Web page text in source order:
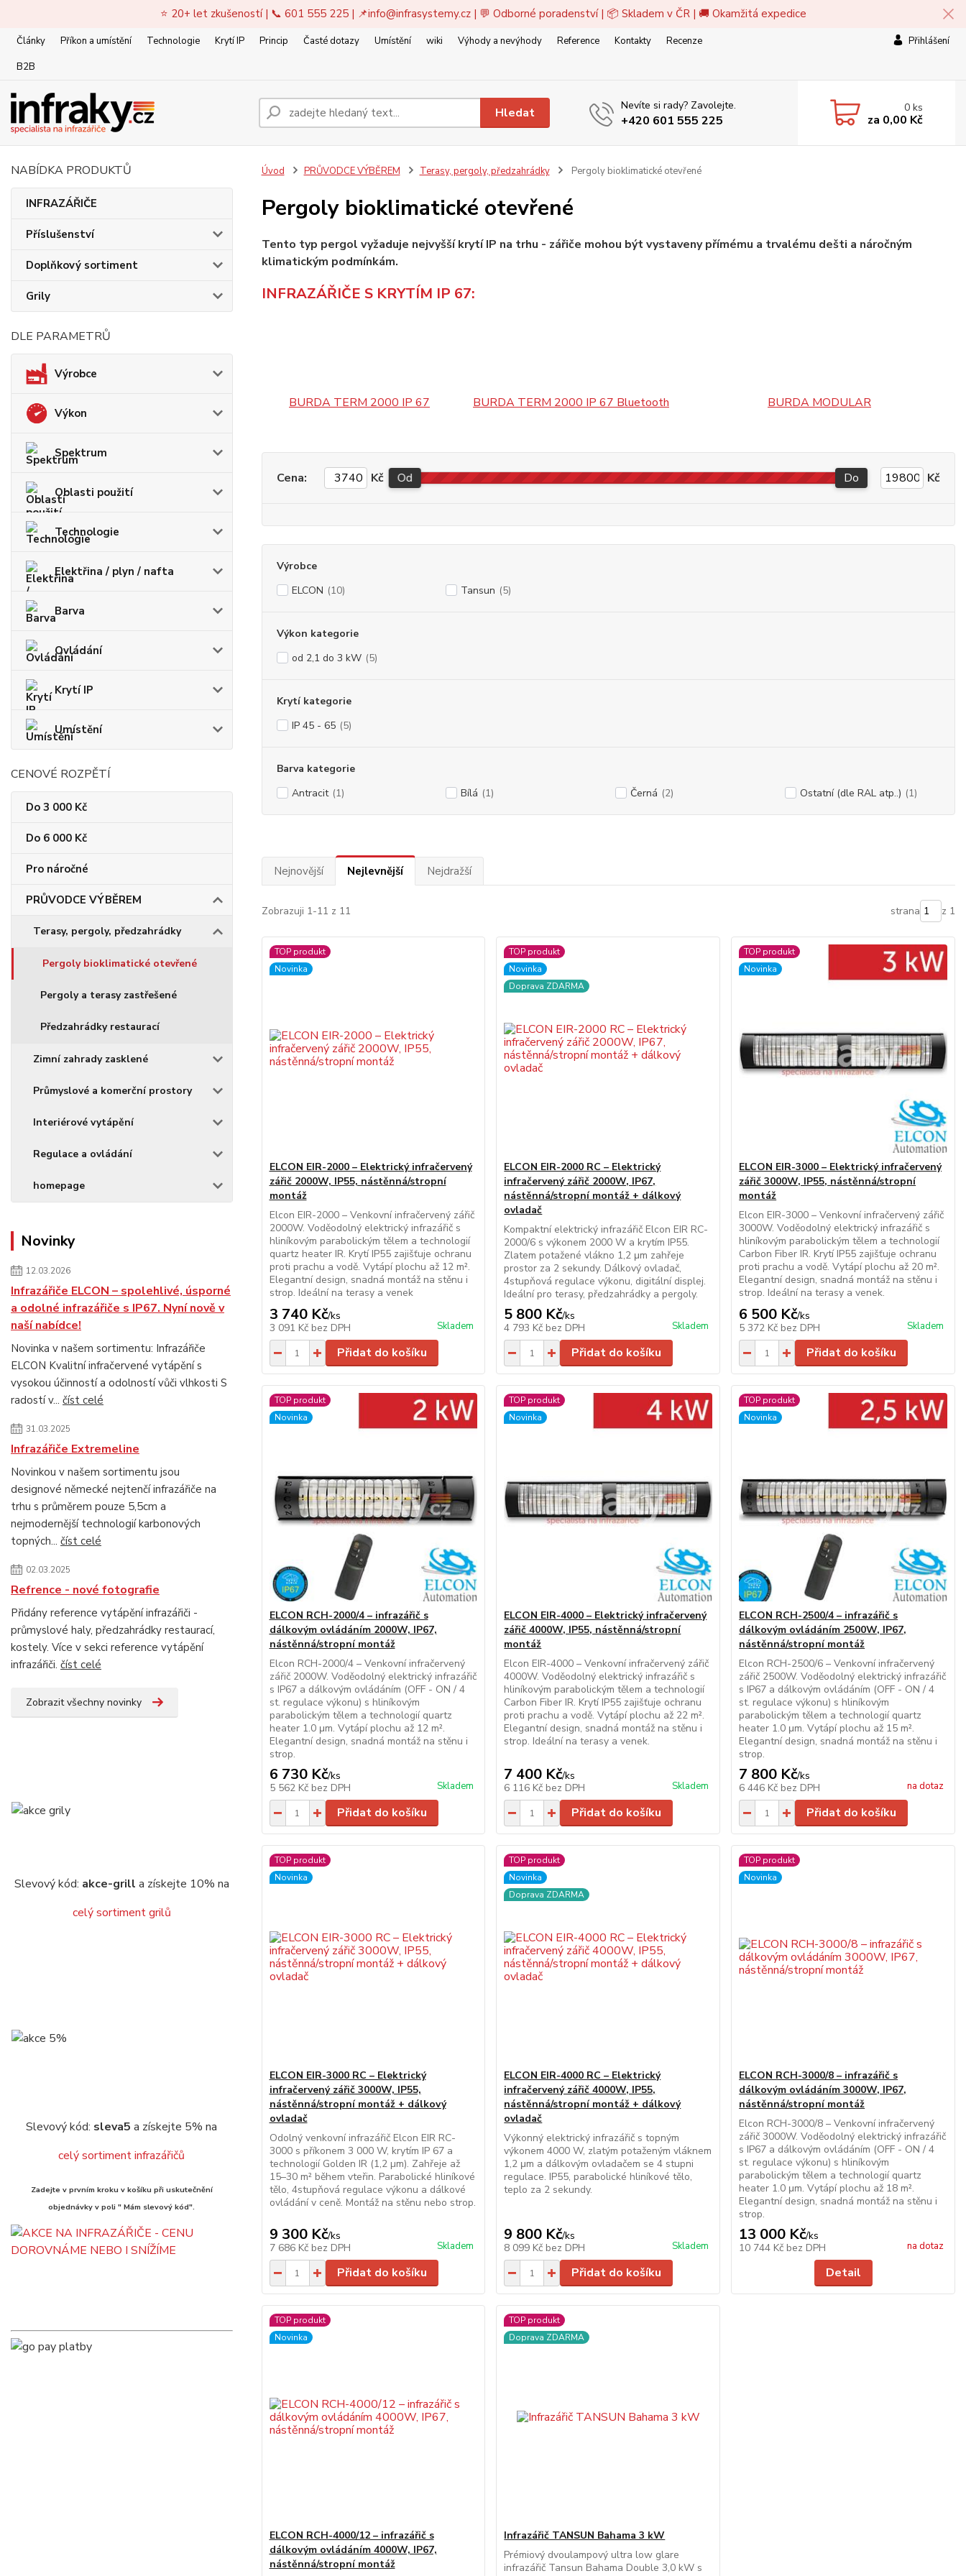
⭐ 20+ let zkušeností | 📞 601 555 225 | 📌info@infrasystemy.cz| 💬 Odborné poradenství | 📦 Skladem v ČR | 🚚 Okamžitá expedice
Články Příkon a umístění Technologie Krytí IP Princip Časté dotazy Umístění wiki Výhody a nevýhody Reference Kontakty
Recenze
B2B
Přihlášení
Hledat Nevíte si rady? Zavolejte.
+420 601 555 225
0 ks
za 0,00 Kč
NABÍDKA PRODUKTŮ
INFRAZÁŘIČE
Příslušenství
Doplňkový sortiment
Grily
DLE PARAMETRŮ
Výrobce
Výkon
Spektrum
Oblasti použití
Technologie
Elektřina / plyn / nafta
Barva
Ovládání
Krytí IP
Umístění
CENOVÉ ROZPĚTÍ
Do 3 000 Kč
Do 6 000 Kč
Pro náročné
PRŮVODCE VÝBĚREM
Terasy, pergoly, předzahrádky
Pergoly bioklimatické otevřené
Pergoly a terasy zastřešené
Předzahrádky restaurací
Zimní zahrady zasklené
Průmyslové a komerční prostory
Interiérové vytápění
Regulace a ovládání
homepage
Novinky
12.03.2026
Infrazářiče ELCON – spolehlivé, úsporné
a odolné infrazářiče s IP67. Nyní nově v
naší nabídce!
Novinka v našem sortimentu: Infrazářiče
ELCON Kvalitní infračervené vytápění s
vysokou účinností a odolností vůči vlhkosti S
radostí v... číst celé
31.03.2025
Infrazářiče Extremeline
Novinkou v našem sortimentu jsou
designové německé nejtenčí infrazářiče na
trhu s průměrem pouze 5,5cm a
nejmodernější technologií karbonových
topných... číst celé
02.03.2025
Refrence - nové fotografie
Přidány reference vytápění infrazářiči -
průmyslové haly, předzahrádky restaurací,
kostely. Více v sekci reference vytápění
infrazářiči. číst celé
Zobrazit všechny novinky
Slevový kód: akce-grill a získejte 10% na
celý sortiment grilů
Slevový kód: sleva5 a získejte 5% na
celý sortiment infrazářičů
Zadejte v prvním kroku v košíku při uskutečnění
objednávky v poli " Mám slevový kód".
Úvod PRŮVODCE VÝBĚREM Terasy, pergoly, předzahrádky Pergoly bioklimatické otevřené
Pergoly bioklimatické otevřené
Tento typ pergol vyžaduje nejvyšší krytí IP na trhu - zářiče mohou být vystaveny přímému a trvalému dešti a náročným
klimatickým podmínkám.
INFRAZÁŘIČE S KRYTÍM IP 67:
BURDA TERM 2000 IP 67 BURDA TERM 2000 IP 67 Bluetooth BURDA MODULAR
Cena: Kč Od Do Kč
Výrobce
ELCON (10) Tansun (5)
Výkon kategorie
od 2,1 do 3 kW (5)
Krytí kategorie
IP 45 - 65 (5)
Barva kategorie
Antracit (1) Bílá (1) Černá (2) Ostatní (dle RAL atp..) (1)
Nejnovější Nejlevnější Nejdražší
Zobrazuji 1-11 z 11 strana z 1
TOP produkt
Novinka
ELCON EIR-2000 – Elektrický infračervený
zářič 2000W, IP55, nástěnná/stropní
montáž
Elcon EIR-2000 – Venkovní infračervený zářič
2000W. Voděodolný elektrický infrazářič s
hliníkovým parabolickým tělem a technologií
quartz heater IR. Krytí IP55 zajišťuje ochranu
proti prachu a vodě. Vytápí plochu až 12 m².
Elegantní design, snadná montáž na stěnu i
strop. Ideální na terasy a venek
3 740 Kč/ks
3 091 Kč bez DPH Skladem
Přidat do košíku
TOP produkt
Novinka
Doprava ZDARMA
ELCON EIR-2000 RC – Elektrický
infračervený zářič 2000W, IP67,
nástěnná/stropní montáž + dálkový
ovladač
Kompaktní elektrický infrazářič Elcon EIR RC-
2000/6 s výkonem 2000 W a krytím IP55.
Zlatem potažené vlákno 1,2 μm zahřeje
prostor za 2 sekundy. Dálkový ovladač,
4stupňová regulace výkonu, digitální displej.
Ideální pro terasy, předzahrádky a pergoly.
5 800 Kč/ks
4 793 Kč bez DPH Skladem
Přidat do košíku
TOP produkt
Novinka
ELCON EIR-3000 – Elektrický infračervený
zářič 3000W, IP55, nástěnná/stropní
montáž
Elcon EIR-3000 – Venkovní infračervený zářič
3000W. Voděodolný elektrický infrazářič s
hliníkovým parabolickým tělem a technologií
Carbon Fiber IR. Krytí IP55 zajišťuje ochranu
proti prachu a vodě. Vytápí plochu až 20 m².
Elegantní design, snadná montáž na stěnu i
strop. Ideální na terasy a venek.
6 500 Kč/ks
5 372 Kč bez DPH Skladem
Přidat do košíku
TOP produkt
Novinka
ELCON RCH-2000/4 – infrazářič s
dálkovým ovládáním 2000W, IP67,
nástěnná/stropní montáž
Elcon RCH-2000/4 – Venkovní infračervený
zářič 2000W. Voděodolný elektrický infrazářič
s IP67 a dálkovým ovládáním (OFF - ON / 4
st. regulace výkonu) s hliníkovým
parabolickým tělem a technologií quartz
heater 1.0 μm. Vytápí plochu až 12 m².
Elegantní design, snadná montáž na stěnu i
strop.
6 730 Kč/ks
5 562 Kč bez DPH Skladem
Přidat do košíku
TOP produkt
Novinka
ELCON EIR-4000 – Elektrický infračervený
zářič 4000W, IP55, nástěnná/stropní
montáž
Elcon EIR-4000 – Venkovní infračervený zářič
4000W. Voděodolný elektrický infrazářič s
hliníkovým parabolickým tělem a technologií
Carbon Fiber IR. Krytí IP55 zajišťuje ochranu
proti prachu a vodě. Vytápí plochu až 22 m².
Elegantní design, snadná montáž na stěnu i
strop. Ideální na terasy a venek.
7 400 Kč/ks
6 116 Kč bez DPH Skladem
Přidat do košíku
TOP produkt
Novinka
ELCON RCH-2500/4 – infrazářič s
dálkovým ovládáním 2500W, IP67,
nástěnná/stropní montáž
Elcon RCH-2500/6 – Venkovní infračervený
zářič 2500W. Voděodolný elektrický infrazářič
s IP67 a dálkovým ovládáním (OFF - ON / 4
st. regulace výkonu) s hliníkovým
parabolickým tělem a technologií quartz
heater 1.0 μm. Vytápí plochu až 15 m².
Elegantní design, snadná montáž na stěnu i
strop.
7 800 Kč/ks
6 446 Kč bez DPH na dotaz
Přidat do košíku
TOP produkt
Novinka
ELCON EIR-3000 RC – Elektrický
infračervený zářič 3000W, IP55,
nástěnná/stropní montáž + dálkový
ovladač
Odolný venkovní infrazářič Elcon EIR RC-
3000 s příkonem 3 000 W, krytím IP 67 a
technologií Golden IR (1,2 µm). Zahřeje až
15–30 m² během vteřin. Parabolické hliníkové
tělo, 4stupňová regulace výkonu a dálkové
ovládání v ceně. Montáž na stěnu nebo strop.
9 300 Kč/ks
7 686 Kč bez DPH Skladem
Přidat do košíku
TOP produkt
Novinka
Doprava ZDARMA
ELCON EIR-4000 RC – Elektrický
infračervený zářič 4000W, IP55,
nástěnná/stropní montáž + dálkový
ovladač
Výkonný elektrický infrazářič s topným
výkonem 4000 W, zlatým potaženým vláknem
1,2 μm a dálkovým ovladačem se 4 stupni
regulace. IP55, parabolické hliníkové tělo,
teplo za 2 sekundy.
9 800 Kč/ks
8 099 Kč bez DPH Skladem
Přidat do košíku
TOP produkt
Novinka
ELCON RCH-3000/8 – infrazářič s
dálkovým ovládáním 3000W, IP67,
nástěnná/stropní montáž
Elcon RCH-3000/8 – Venkovní infračervený
zářič 3000W. Voděodolný elektrický infrazářič
s IP67 a dálkovým ovládáním (OFF - ON / 4
st. regulace výkonu) s hliníkovým
parabolickým tělem a technologií quartz
heater 1.0 μm. Vytápí plochu až 18 m².
Elegantní design, snadná montáž na stěnu i
strop.
13 000 Kč/ks
10 744 Kč bez DPH na dotaz
Detail
TOP produkt
Novinka
ELCON RCH-4000/12 – infrazářič s
dálkovým ovládáním 4000W, IP67,
nástěnná/stropní montáž
TOP produkt
Doprava ZDARMA
Infrazářič TANSUN Bahama 3 kW
Prémiový dvoulampový ultra low glare
infrazářič Tansun Bahama Double 3,0 kW s